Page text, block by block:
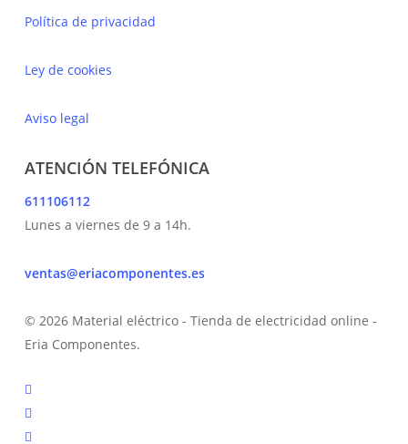
Política de privacidad
Ley de cookies
Aviso legal
ATENCIÓN TELEFÓNICA
611106112
Lunes a viernes de 9 a 14h.
ventas@eriacomponentes.es
© 2026 Material eléctrico - Tienda de electricidad online -
Eria Componentes.
twitter
facebook
instagram